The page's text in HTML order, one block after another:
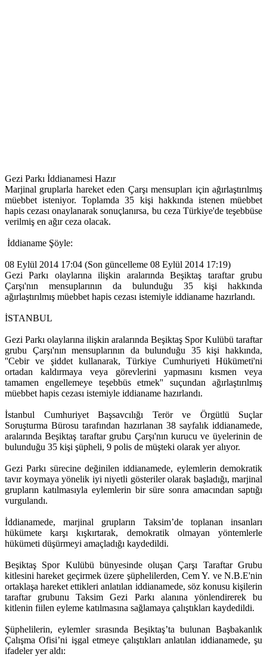
Gezi Parkı İddianamesi Hazır
Marjinal gruplarla hareket eden Çarşı mensupları için ağırlaştırılmış
müebbet isteniyor. Toplamda 35 kişi hakkında istenen müebbet
hapis cezası onaylanarak sonuçlanırsa, bu ceza Türkiye'de teşebbüse
verilmiş en ağır ceza olacak.
İddianame Şöyle:
08 Eylül 2014 17:04 (Son güncelleme 08 Eylül 2014 17:19)
Gezi Parkı olaylarına ilişkin aralarında Beşiktaş taraftar grubu
Çarşı'nın mensuplarının da bulunduğu 35 kişi hakkında
ağırlaştırılmış müebbet hapis cezası istemiyle iddianame hazırlandı.
İSTANBUL
Gezi Parkı olaylarına ilişkin aralarında Beşiktaş Spor Kulübü taraftar
grubu Çarşı'nın mensuplarının da bulunduğu 35 kişi hakkında,
''Cebir ve şiddet kullanarak, Türkiye Cumhuriyeti Hükümeti'ni
ortadan kaldırmaya veya görevlerini yapmasını kısmen veya
tamamen engellemeye teşebbüs etmek'' suçundan ağırlaştırılmış
müebbet hapis cezası istemiyle iddianame hazırlandı.
İstanbul Cumhuriyet Başsavcılığı Terör ve Örgütlü Suçlar
Soruşturma Bürosu tarafından hazırlanan 38 sayfalık iddianamede,
aralarında Beşiktaş taraftar grubu Çarşı'nın kurucu ve üyelerinin de
bulunduğu 35 kişi şüpheli, 9 polis de müşteki olarak yer alıyor.
Gezi Parkı sürecine değinilen iddianamede, eylemlerin demokratik
tavır koymaya yönelik iyi niyetli gösteriler olarak başladığı, marjinal
grupların katılmasıyla eylemlerin bir süre sonra amacından saptığı
vurgulandı.
İddianamede, marjinal grupların Taksim’de toplanan insanları
hükümete karşı kışkırtarak, demokratik olmayan yöntemlerle
hükümeti düşürmeyi amaçladığı kaydedildi.
Beşiktaş Spor Kulübü bünyesinde oluşan Çarşı Taraftar Grubu
kitlesini hareket geçirmek üzere şüphelilerden, Cem Y. ve N.B.E'nin
ortaklaşa hareket ettikleri anlatılan iddianamede, söz konusu kişilerin
taraftar grubunu Taksim Gezi Parkı alanına yönlendirerek bu
kitlenin fiilen eyleme katılmasına sağlamaya çalıştıkları kaydedildi.
Şüphelilerin, eylemler sırasında Beşiktaş’ta bulunan Başbakanlık
Çalışma Ofisi’ni işgal etmeye çalıştıkları anlatılan iddianamede, şu
ifadeler yer aldı: